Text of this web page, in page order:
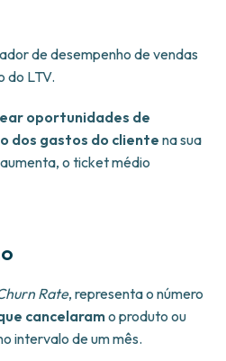
de desempenho de vendas
do LTV.
oportunidades de
dos gastos do cliente na sua
o ticket médio
Rate, representa o número
cancelaramo produto ou
intervalo de um mês.